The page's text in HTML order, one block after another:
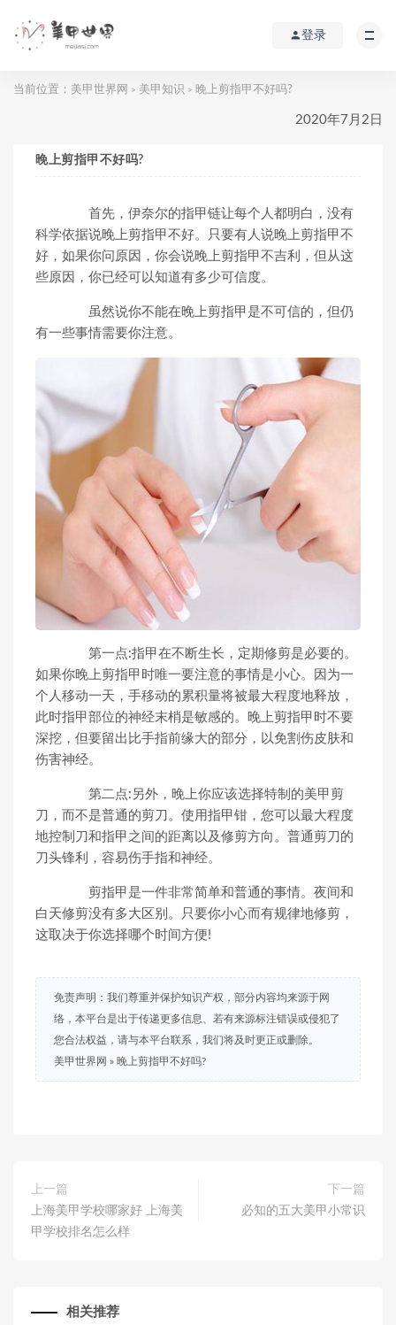
登录
当前位置： 美甲世界网 > 美甲知识 > 晚上剪指甲不好吗?
2020年7月2日
晚上剪指甲不好吗?
首先，伊奈尔的指甲链让每个人都明白，没有
科学依据说晚上剪指甲不好。只要有人说晚上剪指甲不
好，如果你问原因，你会说晚上剪指甲不吉利，但从这
些原因，你已经可以知道有多少可信度。
虽然说你不能在晚上剪指甲是不可信的，但仍
有一些事情需要你注意。
第一点:指甲在不断生长，定期修剪是必要的。
如果你晚上剪指甲时唯一要注意的事情是小心。因为一
个人移动一天，手移动的累积量将被最大程度地释放，
此时指甲部位的神经末梢是敏感的。晚上剪指甲时不要
深挖，但要留出比手指前缘大的部分，以免割伤皮肤和
伤害神经。
第二点:另外，晚上你应该选择特制的美甲剪
刀，而不是普通的剪刀。使用指甲钳，您可以最大程度
地控制刀和指甲之间的距离以及修剪方向。普通剪刀的
刀头锋利，容易伤手指和神经。
剪指甲是一件非常简单和普通的事情。夜间和
白天修剪没有多大区别。只要你小心而有规律地修剪，
这取决于你选择哪个时间方便!
免责声明：我们尊重并保护知识产权，部分内容均来源于网
络，本平台是出于传递更多信息、若有来源标注错误或侵犯了
您合法权益，请与本平台联系，我们将及时更正或删除。
美甲世界网 » 晚上剪指甲不好吗?
上一篇
上海美甲学校哪家好 上海美
甲学校排名怎么样
下一篇
必知的五大美甲小常识
相关推荐